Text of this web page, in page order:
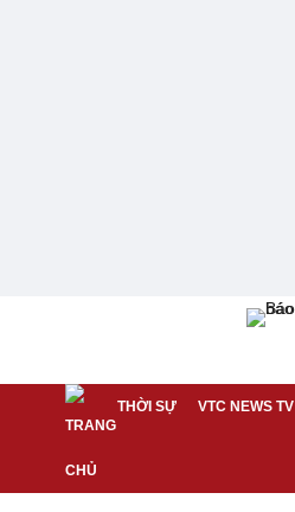
THỜI SỰ VTC NEWS TV